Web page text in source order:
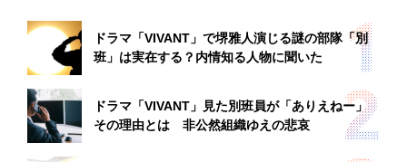
ドラマ「VIVANT」で堺雅人演じる謎の部隊「別
班」は実在する？内情知る人物に聞いた
ドラマ「VIVANT」見た別班員が「ありえねー」
その理由とは 非公然組織ゆえの悲哀